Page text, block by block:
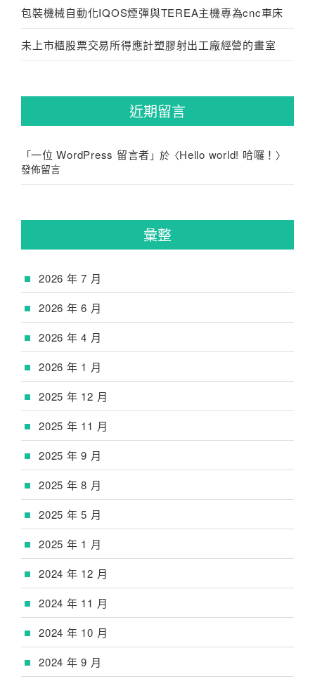
包裝機械自動化IQOS煙彈與TEREA主機專為cnc車床
未上市櫃股票交易所得應計塑膠射出工廠經營的畫室
近期留言
「一位 WordPress 留言者 」於〈Hello world! 哈囉！ 〉
發佈留言
彙整
2026 年 7 月
2026 年 6 月
2026 年 4 月
2026 年 1 月
2025 年 12 月
2025 年 11 月
2025 年 9 月
2025 年 8 月
2025 年 5 月
2025 年 1 月
2024 年 12 月
2024 年 11 月
2024 年 10 月
2024 年 9 月